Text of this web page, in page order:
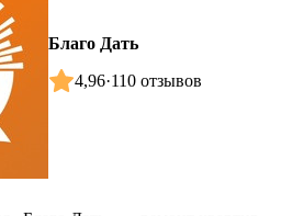
Благо Дать
4,96·110 отзывов